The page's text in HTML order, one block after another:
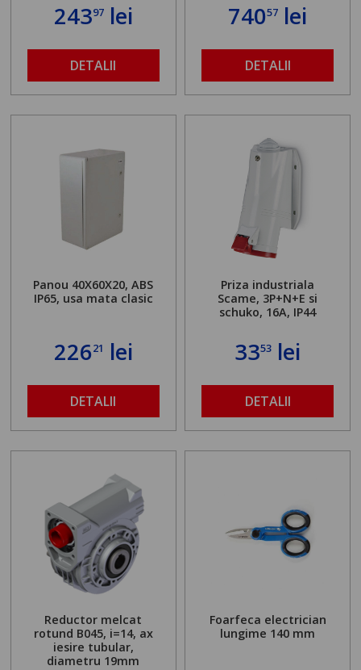
24397lei
DETALII
74057 lei
DETALII
Panou 40X60X20, ABS
IP65, usa mata clasic
22621 lei
DETALII
Priza industriala
Scame, 3P+N+E si
schuko, 16A, IP44
3353 lei
DETALII
Reductor melcat
rotund B045, i=14, ax
iesire tubular,
diametru 19mm
Foarfeca electrician
lungime 140 mm